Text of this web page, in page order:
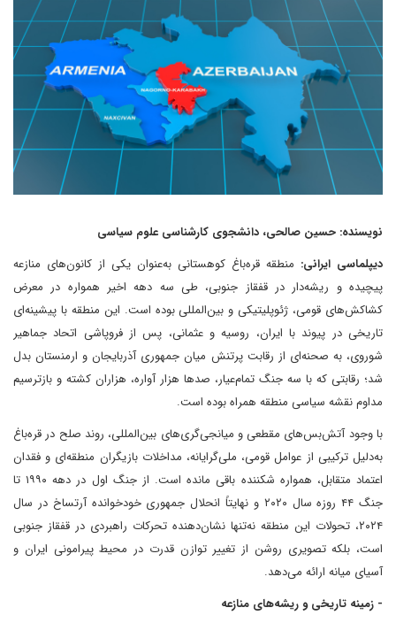
نویسنده: حسین صالحی، دانشجوی کارشناسی علوم سیاسی
دیپلماسی ایرانی: منطقه قره‌باغ کوهستانی به‌عنوان یکی از کانون‌های منازعه
پیچیده و ریشه‌دار در قفقاز جنوبی، طی سه دهه اخیر همواره در معرض
کشاکش‌های قومی، ژئوپلیتیکی و بین‌المللی بوده است. این منطقه با پیشینه‌ای
تاریخی در پیوند با ایران، روسیه و عثمانی، پس از فروپاشی اتحاد جماهیر
شوروی، به صحنه‌ای از رقابت پرتنش میان جمهوری آذربایجان و ارمنستان بدل
شد؛ رقابتی که با سه جنگ تمام‌عیار، صدها هزار آواره، هزاران کشته و بازترسیم
مداوم نقشه سیاسی منطقه همراه بوده است.
با وجود آتش‌بس‌های مقطعی و میانجی‌گری‌های بین‌المللی، روند صلح در قره‌باغ
به‌دلیل ترکیبی از عوامل قومی، ملی‌گرایانه، مداخلات بازیگران منطقه‌ای و فقدان
اعتماد متقابل، همواره شکننده باقی مانده است. از جنگ اول در دهه ۱۹۹۰ تا
جنگ ۴۴ روزه سال ۲۰۲۰ و نهایتاً انحلال جمهوری خودخوانده آرتساخ در سال
۲۰۲۴، تحولات این منطقه نه‌تنها نشان‌دهنده تحرکات راهبردی در قفقاز جنوبی
است، بلکه تصویری روشن از تغییر توازن قدرت در محیط پیرامونی ایران و
آسیای میانه ارائه می‌دهد.
- زمینه تاریخی و ریشه‌های منازعه